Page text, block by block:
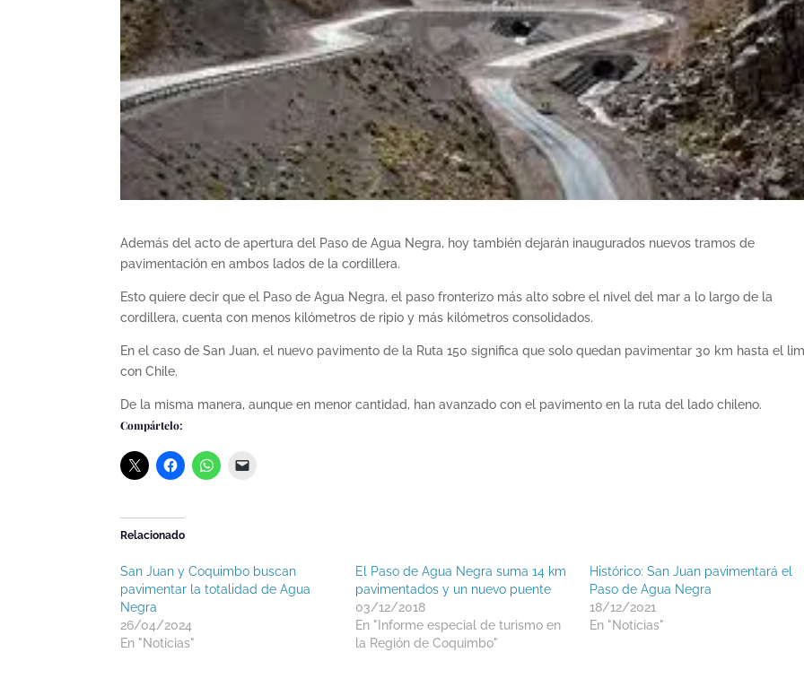
Además del acto de apertura del Paso de Agua Negra, hoy también dejarán inaugurados nuevos tramos de
pavimentación en ambos lados de la cordillera.
Esto quiere decir que el Paso de Agua Negra, el paso fronterizo más alto sobre el nivel del mar a lo largo de la
cordillera, cuenta con menos kilómetros de ripio y más kilómetros consolidados.
En el caso de San Juan, el nuevo pavimento de la Ruta 150 significa que solo quedan pavimentar 30 km hasta el
con Chile.
De la misma manera, aunque en menor cantidad, han avanzado con el pavimento en la ruta del lado chileno.
Compártelo:
Relacionado
San Juan y Coquimbo buscan
pavimentar la totalidad de Agua
Negra
26/04/2024
En "Noticias"
El Paso de Agua Negra suma 14 km
pavimentados y un nuevo puente
03/12/2018
En "Informe especial de turismo en
la Región de Coquimbo"
Histórico: San Juan pavimentará el
Paso de Agua Negra
18/12/2021
En "Noticias"